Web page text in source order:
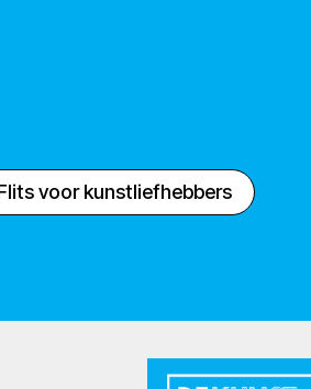
voor kunstliefhebbers